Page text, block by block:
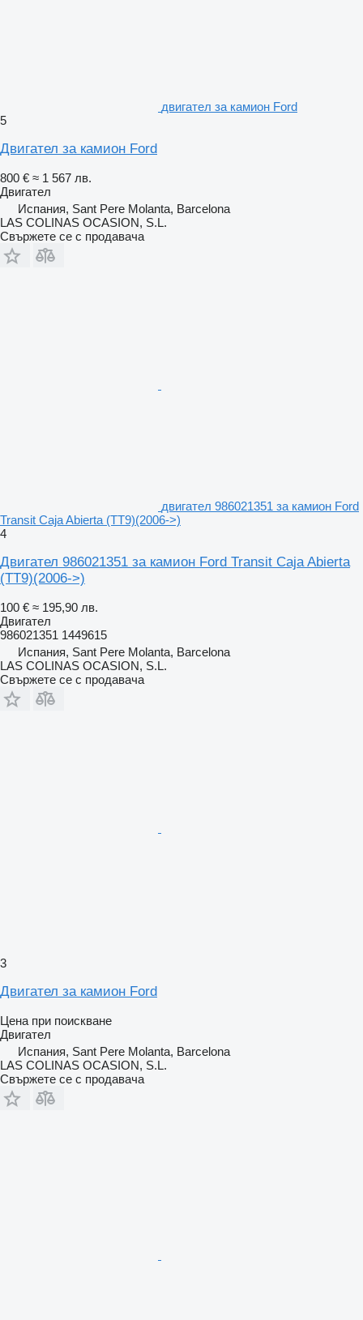
двигател за камион Ford
5
Двигател за камион Ford
800 € ≈ 1 567 лв.
Двигател
Испания, Sant Pere Molanta, Barcelona
LAS COLINAS OCASION, S.L.
Свържете се с продавача
двигател 986021351 за камион Ford
Transit Caja Abierta (TT9)(2006->)
4
Двигател 986021351 за камион Ford Transit Caja Abierta
(TT9)(2006->)
100 € ≈ 195,90 лв.
Двигател
986021351 1449615
Испания, Sant Pere Molanta, Barcelona
LAS COLINAS OCASION, S.L.
Свържете се с продавача
3
Двигател за камион Ford
Цена при поискване
Двигател
Испания, Sant Pere Molanta, Barcelona
LAS COLINAS OCASION, S.L.
Свържете се с продавача